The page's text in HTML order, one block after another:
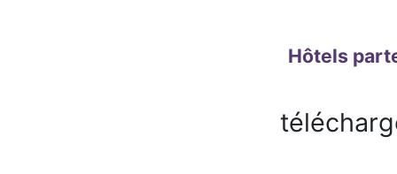
Hôtels